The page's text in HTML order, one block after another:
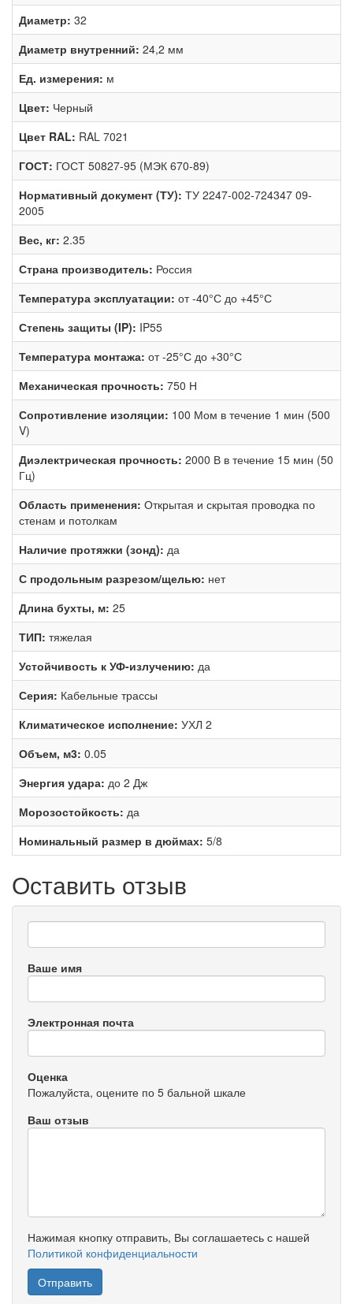
Диаметр: 32
Диаметр внутренний: 24,2 мм
Ед. измерения: м
Цвет: Черный
Цвет RAL: RAL 7021
ГОСТ: ГОСТ 50827-95 (МЭК 670-89)
Нормативный документ (ТУ): ТУ 2247-002-724347 09-
2005
Вес, кг: 2.35
Страна производитель: Россия
Температура эксплуатации: от -40°С до +45°С
Степень защиты (IP): IP55
Температура монтажа: от -25°С до +30°С
Механическая прочность: 750 Н
Сопротивление изоляции: 100 Мом в течение 1 мин (500
V)
Диэлектрическая прочность: 2000 В в течение 15 мин (50
Гц)
Область применения: Открытая и скрытая проводка по
стенам и потолкам
Наличие протяжки (зонд): да
С продольным разрезом/щелью: нет
Длина бухты, м: 25
ТИП: тяжелая
Устойчивость к УФ-излучению: да
Серия: Кабельные трассы
Климатическое исполнение: УХЛ 2
Объем, м3: 0.05
Энергия удара: до 2 Дж
Морозостойкость: да
Номинальный размер в дюймах: 5/8
Оставить отзыв
Ваше имя
Электронная почта
Оценка
Пожалуйста, оцените по 5 бальной шкале
Ваш отзыв
Нажимая кнопку отправить, Вы соглашаетесь с нашей
Политикой конфиденциальности